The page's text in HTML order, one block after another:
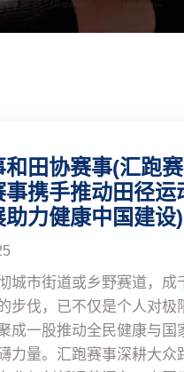
和田协赛事(汇跑
事携手推动田径运
助力健康中国建设)
城市街道或乡野赛道，成
步伐，已不仅是个人对极
成一股推动全民健康与国
力量。汇跑赛事深耕大众